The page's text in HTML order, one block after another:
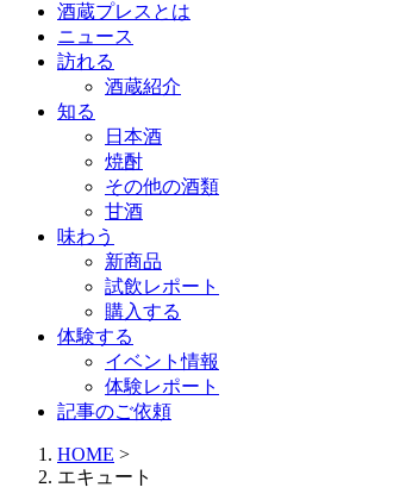
酒蔵プレスとは
ニュース
訪れる
酒蔵紹介
知る
日本酒
焼酎
その他の酒類
甘酒
味わう
新商品
試飲レポート
購入する
体験する
イベント情報
体験レポート
記事のご依頼
HOME >
エキュート